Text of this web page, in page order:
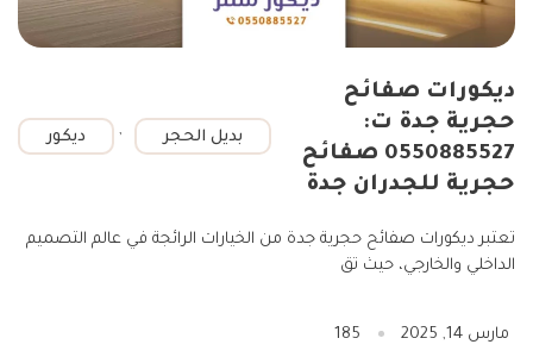
بديل الحجر , ديكور
ديكورات صفائح
حجرية جدة ت:
0550885527 صفائح
حجرية للجدران جدة
تعتبر ديكورات صفائح حجرية جدة من الخيارات الرائجة في عالم التصميم
الداخلي والخارجي، حيث تق
مارس 14, 2025 185